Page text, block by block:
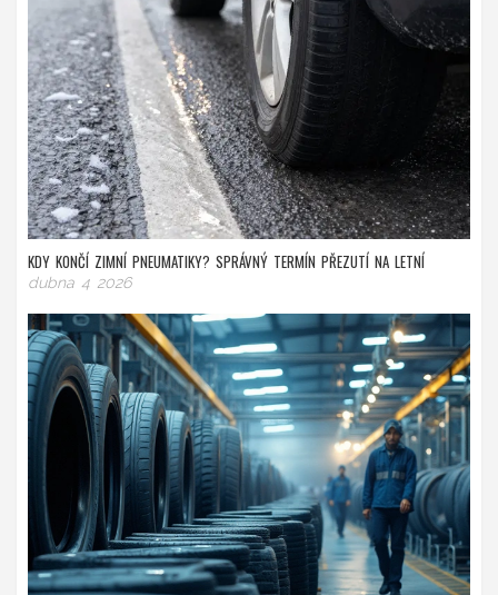
KDY KONČÍ ZIMNÍ PNEUMATIKY? SPRÁVNÝ TERMÍN PŘEZUTÍ NA LETNÍ
dubna 4 2026